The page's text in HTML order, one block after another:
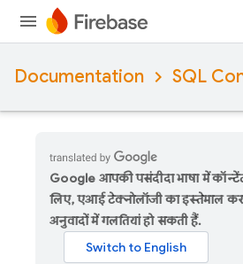
Documentation SQL
Google आपकी पसंदीदा भाषा में
लिए, एआई टेक्नोलॉजी का इस्तेमाल
अनुवादों में गलतियां हो सकती हैं.